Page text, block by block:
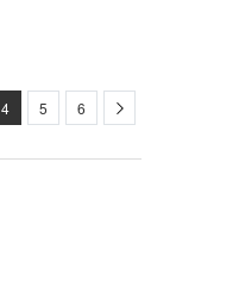
4 5 6 Next